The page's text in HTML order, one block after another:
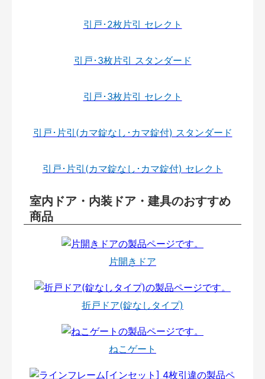
引戸･2枚片引 セレクト
引戸･3枚片引 スタンダード
引戸･3枚片引 セレクト
引戸･片引(カマ錠なし･カマ錠付) スタンダード
引戸･片引(カマ錠なし･カマ錠付) セレクト
室内ドア・内装ドア・建具のおすすめ
商品
片開きドア
折戸ドア(錠なしタイプ)
ねこゲート